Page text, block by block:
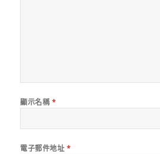
顯示名稱 *
電子郵件地址 *